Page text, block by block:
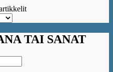
TAI SANAT